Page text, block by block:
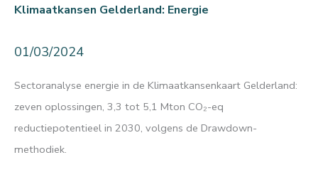
Klimaatkansen Gelderland: Energie
01/03/2024
Sectoranalyse energie in de Klimaatkansenkaart Gelderland:
zeven oplossingen, 3,3 tot 5,1 Mton CO₂-eq
reductiepotentieel in 2030, volgens de Drawdown-
methodiek.